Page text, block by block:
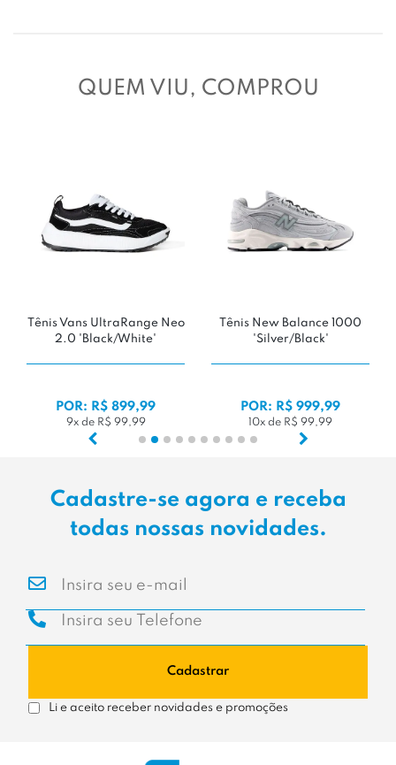
QUEM VIU, COMPROU
Tênis Vans UltraRange Neo
2.0 'Black/White'
POR: R$ 899,99
9x de R$ 99,99
Tênis New Balance 1000
'Silver/Black'
POR: R$ 999,99
10x de R$ 99,99
Cadastre-se agora e receba
todas nossas novidades.
Cadastrar
Li e aceito receber novidades e promoções